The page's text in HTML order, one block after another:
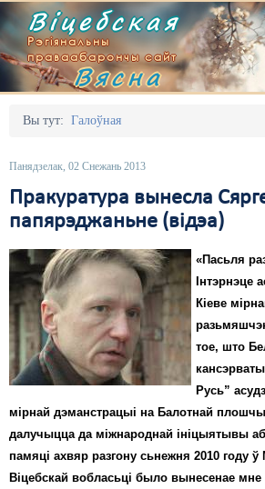
Віцебская
Рэгіянальны
праваабарончы сайт
Вясна
Вы тут: Галоўная
Панядзелак, 02 Снежань 2013
Пракуратура вынесла
папярэджаньне (відэа)
«Пасьля
Інтэрнэце
Кіеве
тое, што
Русь”
мірнай дэманстрацыі на Балотнай плошчы
далучыцца да міжнароднай ініцыятывы
памяці ахвяр разгону сьнежня 2010 году ў
Віцебскай вобласьці было вынесенае
Галоўная
Адміністрацыйны перасьлед
Безбар'ернае асяродзьдзе
Выбары
Грамадзянскія ініцыятывы
Дзяржава
Дыскрымінацыя
Затрыманьні
Карная псыхіятрыя
КПЧ ААН
Культурныя правы
Выданьні
Кантакт
Пра нас
RSS